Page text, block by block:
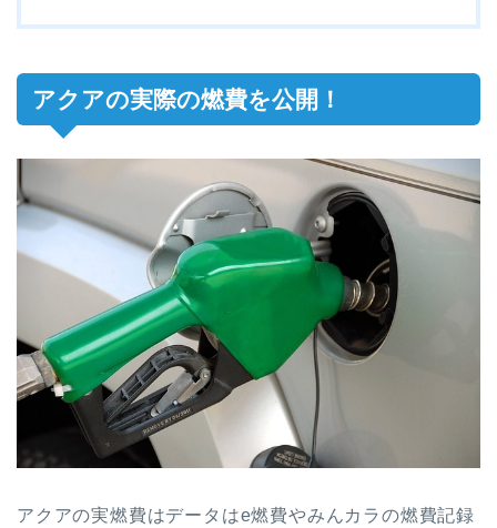
アクアの実際の燃費を公開！
アクアの実燃費はデータはe燃費やみんカラの燃費記録